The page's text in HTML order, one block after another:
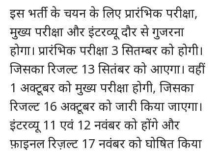
इस भर्ती के चयन के लिए प्रारंभिक परीक्षा,
मुख्य परीक्षा और इंटरव्यू दौर से गुजरना
होगा। प्रारंभिक परीक्षा 3 सितम्बर को होगी।
जिसका रिजल्ट 13 सितंबर को आएगा। वहीं
1 अक्टूबर को मुख्य परीक्षा होगी, जिसका
रिजल्ट 16 अक्टूबर को जारी किया जाएगा।
इंटरव्यू 11 एवं 12 नवंबर को होंगे और
फ़ाइनल रिज़ल्ट 17 नवंबर को घोषित किया